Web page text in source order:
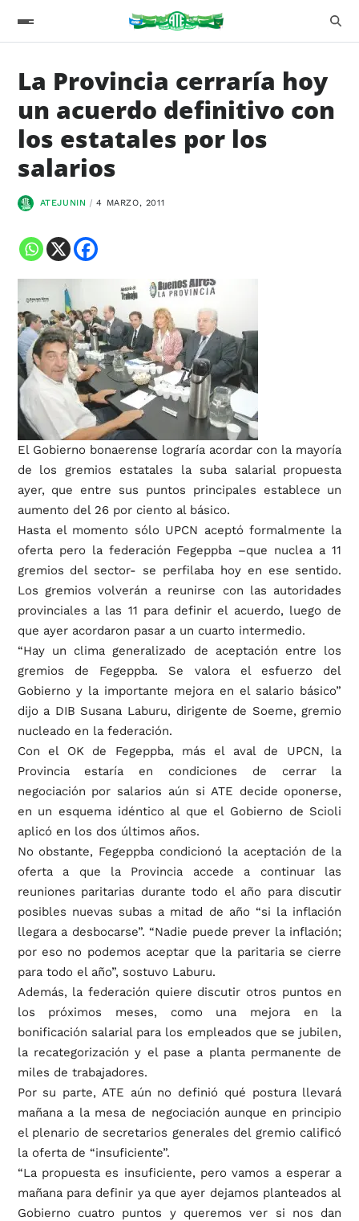
La Provincia cerraría hoy
un acuerdo definitivo con
los estatales por los
salarios
ATEJUNIN 4 MARZO, 2011
El Gobierno bonaerense lograría acordar con la mayoría
de los gremios estatales la suba salarial propuesta
ayer, que entre sus puntos principales establece un
aumento del 26 por ciento al básico.
Hasta el momento sólo UPCN aceptó formalmente la
oferta pero la federación Fegeppba –que nuclea a 11
gremios del sector- se perfilaba hoy en ese sentido.
Los gremios volverán a reunirse con las autoridades
provinciales a las 11 para definir el acuerdo, luego de
que ayer acordaron pasar a un cuarto intermedio.
“Hay un clima generalizado de aceptación entre los
gremios de Fegeppba. Se valora el esfuerzo del
Gobierno y la importante mejora en el salario básico”
dijo a DIB Susana Laburu, dirigente de Soeme, gremio
nucleado en la federación.
Con el OK de Fegeppba, más el aval de UPCN, la
Provincia estaría en condiciones de cerrar la
negociación por salarios aún si ATE decide oponerse,
en un esquema idéntico al que el Gobierno de Scioli
aplicó en los dos últimos años.
No obstante, Fegeppba condicionó la aceptación de la
oferta a que la Provincia accede a continuar las
reuniones paritarias durante todo el año para discutir
posibles nuevas subas a mitad de año “si la inflación
llegara a desbocarse”. “Nadie puede prever la inflación;
por eso no podemos aceptar que la paritaria se cierre
para todo el año”, sostuvo Laburu.
Además, la federación quiere discutir otros puntos en
los próximos meses, como una mejora en la
bonificación salarial para los empleados que se jubilen,
la recategorización y el pase a planta permanente de
miles de trabajadores.
Por su parte, ATE aún no definió qué postura llevará
mañana a la mesa de negociación aunque en principio
el plenario de secretarios generales del gremio calificó
la oferta de “insuficiente”.
“La propuesta es insuficiente, pero vamos a esperar a
mañana para definir ya que ayer dejamos planteados al
Gobierno cuatro puntos y queremos ver si nos dan